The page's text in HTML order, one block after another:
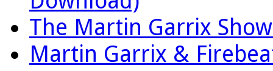
The Martin Garrix
Martin Garrix &